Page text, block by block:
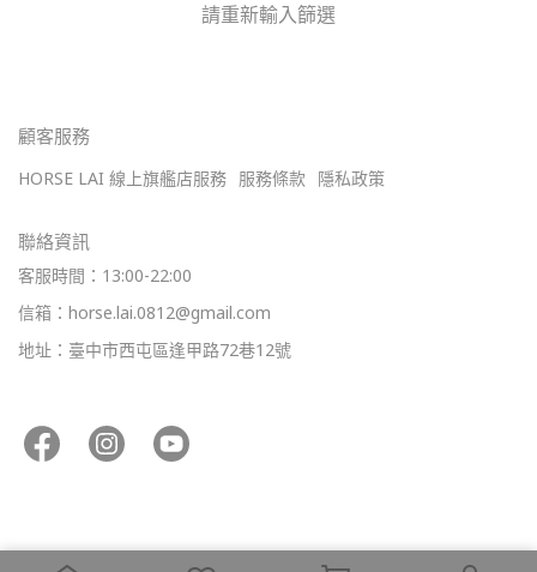
請重新輸入篩選
顧客服務
HORSE LAI 線上旗艦店服務 服務條款 隱私政策
聯絡資訊
客服時間：13:00-22:00
信箱：horse.lai.0812@gmail.com
地址：臺中市西屯區逢甲路72巷12號